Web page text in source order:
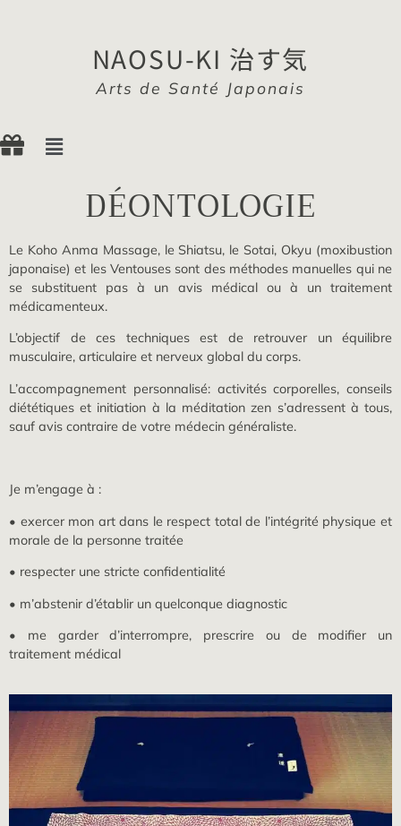
NAOSU-KI 治す気
Arts de Santé Japonais
DÉONTOLOGIE
Le Koho Anma Massage, le Shiatsu, le Sotai, Okyu (moxibustion
japonaise) et les Ventouses sont des méthodes manuelles qui ne
se substituent pas à un avis médical ou à un traitement
médicamenteux.
L’objectif de ces techniques est de retrouver un équilibre
musculaire, articulaire et nerveux global du corps.
L’accompagnement personnalisé: activités corporelles, conseils
diététiques et initiation à la méditation zen s’adressent à tous,
sauf avis contraire de votre médecin généraliste.
Je m’engage à :
• exercer mon art dans le respect total de l’intégrité physique et
morale de la personne traitée
• respecter une stricte confidentialité
• m’abstenir d’établir un quelconque diagnostic
• me garder d’interrompre, prescrire ou de modifier un
traitement médical